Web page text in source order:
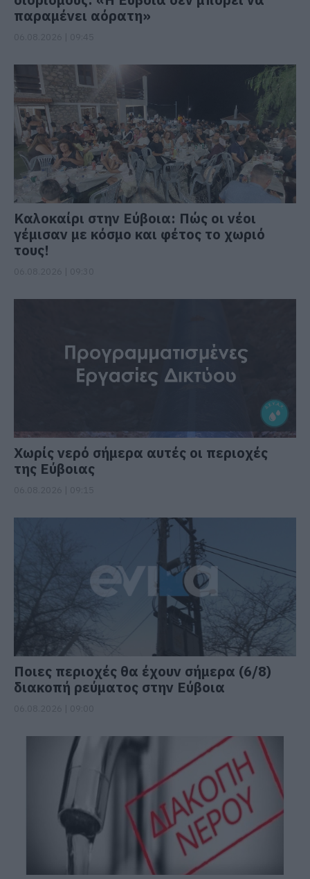
παραμένει αόρατη»
Καλοκαίρι στην Εύβοια: Πώς οι νέοι
γέμισαν με κόσμο και φέτος το χωριό
τους!
Χωρίς νερό σήμερα αυτές οι περιοχές
της Εύβοιας
Ποιες περιοχές θα έχουν σήμερα (6/8)
διακοπή ρεύματος στην Εύβοια